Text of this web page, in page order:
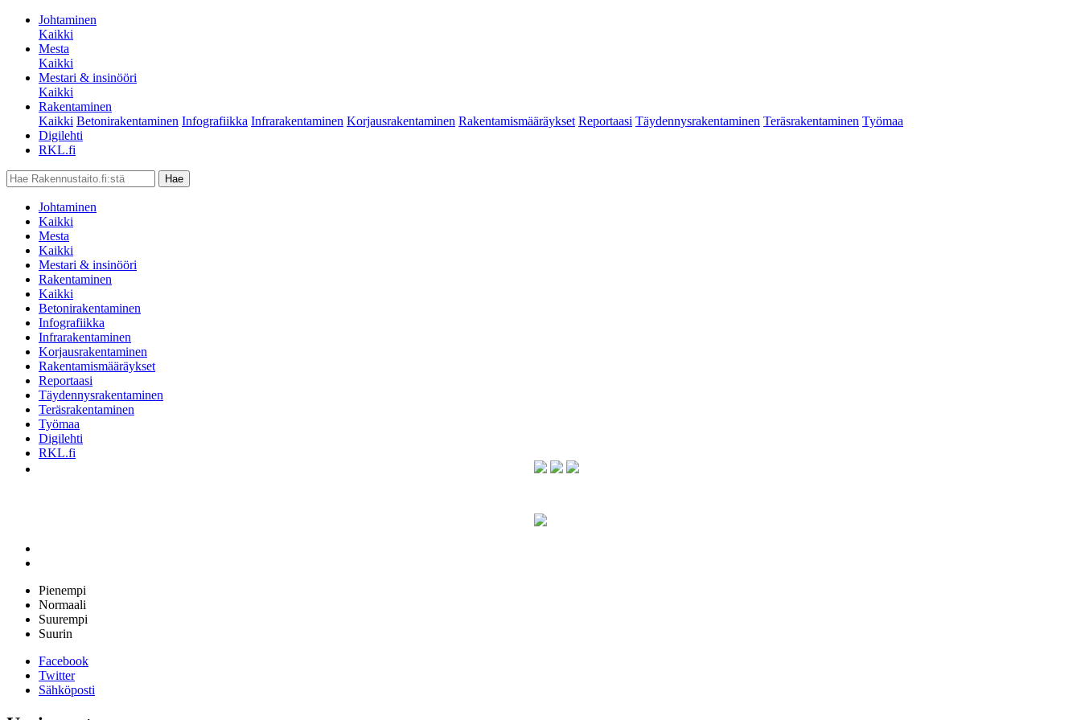
Johtaminen
Kaikki
Mesta
Kaikki
Mestari & insinööri
Kaikki
Rakentaminen
Kaikki Betonirakentaminen Infografiikka Infrarakentaminen Korjausrakentaminen Rakentamismääräykset Reportaasi Täydennysrakentaminen Teräsrakentaminen Työmaa
Digilehti
RKL.fi
Johtaminen
Kaikki
Mesta
Kaikki
Mestari & insinööri
Rakentaminen
Kaikki
Betonirakentaminen
Infografiikka
Infrarakentaminen
Korjausrakentaminen
Rakentamismääräykset
Reportaasi
Täydennysrakentaminen
Teräsrakentaminen
Työmaa
Digilehti
RKL.fi
Pienempi
Normaali
Suurempi
Suurin
Facebook
Twitter
Sähköposti